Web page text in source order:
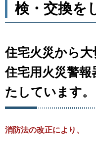
検・交換を
住宅火災から
住宅用火災警
たしています。
消防法の改正により、